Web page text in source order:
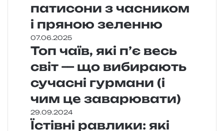
патисони з часником
і пряною зеленню
07.06.2025
Топ чаїв, які п’є весь
світ — що вибирають
сучасні гурмани (і
чим це заварювати)
29.09.2024
Їстівні равлики: які